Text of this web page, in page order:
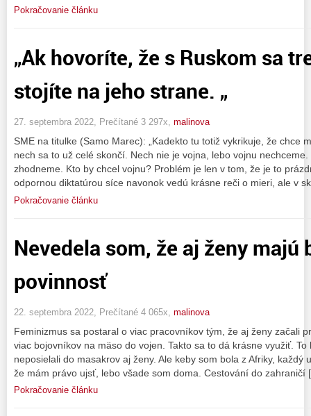
Pokračovanie článku
„Ak hovoríte, že s Ruskom sa
stojíte na jeho strane. „
27. septembra 2022, Prečítané 3 297x, malinova
SME na titulke (Samo Marec): „Kadekto tu totiž vykrikuje, že chce
nech sa to už celé skončí. Nech nie je vojna, lebo vojnu
zhodneme. Kto by chcel vojnu? Problém je len v tom, že je to
odpornou diktatúrou síce navonok vedú krásne reči o mieri, ale v
Pokračovanie článku
Nevedela som, že aj ženy majú
povinnosť
22. septembra 2022, Prečítané 4 065x, malinova
Feminizmus sa postaral o viac pracovníkov tým, že aj ženy začali
viac bojovníkov na mäso do vojen. Takto sa to dá krásne využiť.
neposielali do masakrov aj ženy. Ale keby som bola z Afriky, každý
že mám právo ujsť, lebo všade som doma. Cestování do
Pokračovanie článku